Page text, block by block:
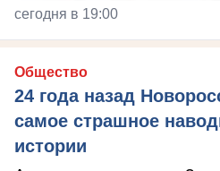
сегодня в 19:00
Общество
24 года назад
самое страшное
истории